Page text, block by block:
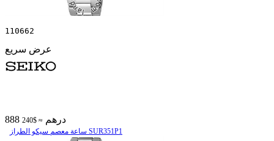
110662
عرض سريع
888 درهم ≈ $240
ساعة معصم سیکو الطراز SUR351P1